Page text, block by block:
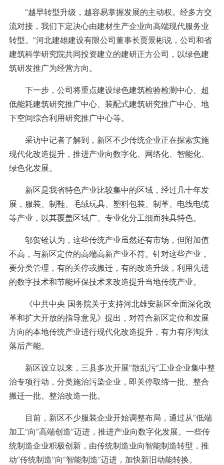
“越早转型升级，越容易掌握发展的主动权。经多方交
流对接，我们下定决心由建材生产企业向高端现代服务业
转型。”河北建雄建设有限公司董事长贾景彬说，公司和省
建筑科学研究院共同投资建立的建研正方公司，以绿色建
筑研发推广为经营方向。
下一步，公司将重点建设绿色建筑检验检测中心、超
低能耗建筑研究推广中心、装配式建筑研究推广中心、地
下空间综合利用研究推广中心等。
采访中记者了解到，新区不少传统企业正在探索实施
现代化改造提升，推进产业向数字化、网络化、智能化、
绿色化发展。
新区是我省特色产业比较集中的区域，经过几十年发
展，服装、制鞋、毛绒玩具、塑料包装、制革、电线电缆
等产业，以其覆盖区域广、专业化分工细而独具特色。
邬贺铨认为，这些传统产业虽然还有市场，但附加值
不高，与新区定位的高端高新产业不符。针对这些产业，
要分类管理，有的关停或搬迁，有的改造升级，利用先进
的数字技术和节能环保技术来改造提升当地传统产业。
《中共中央 国务院关于支持河北雄安新区全面深化改
革和扩大开放的指导意见》提出，对符合新区定位和发展
方向的本地传统产业进行现代化改造提升，有力有序淘汰
落后产能。
新区设立以来，三县多次开展“散乱污”工业企业集中整
治专项行动，分类施治污染企业，即关停取缔一批、整合
搬迁一批、整治改造一批。
目前，新区不少服装企业开始调整布局，通过从“低端
加工”向“高端创造”迈进，推进产业向数字化发展。一些传
统制造企业积极创新，由传统制造业向智能制造转型，推
动“传统制造”向“智能制造”迈进，加快新旧动能转换。